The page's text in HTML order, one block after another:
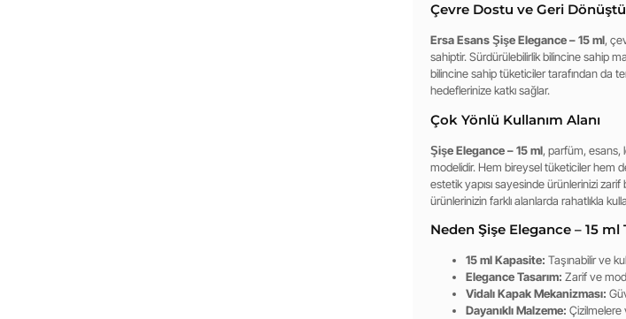
Çevre Dostu ve Geri
Ersa Esans Şişe Elegance – 15 ml,
sahiptir. Sürdürülebilirlik bilincine sahip
bilincine sahip tüketiciler tarafından da
hedeflerinize katkı sağlar.
Çok Yönlü Kullanım Alanı
Şişe Elegance – 15 ml, parfüm, esans,
modelidir. Hem bireysel tüketiciler hem
estetik yapısı sayesinde ürünlerinizi
ürünlerinizin farklı alanlarda rahatlıkla
Neden Şişe Elegance – 15
15 ml Kapasite: Taşınabilir ve
Elegance Tasarım: Zarif ve
Vidalı Kapak Mekanizması:
Dayanıklı Malzeme: Çizilmelere